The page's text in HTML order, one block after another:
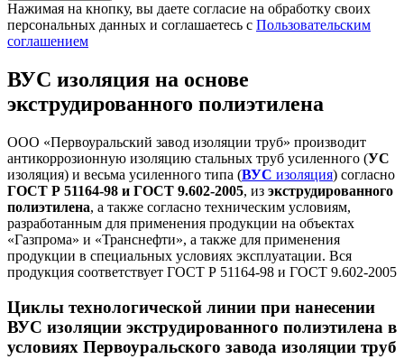
Нажимая на кнопку, вы даете согласие на обработку своих
персональных данных и соглашаетесь с Пользовательским
соглашением
ВУС изоляция на основе
экструдированного полиэтилена
ООО «Первоуральский завод изоляции труб» производит
антикоррозионную изоляцию стальных труб усиленного (УС
изоляция) и весьма усиленного типа (ВУС изоляция) согласно
ГОСТ Р 51164-98 и ГОСТ 9.602-2005, из экструдированного
полиэтилена, а также согласно техническим условиям,
разработанным для применения продукции на объектах
«Газпрома» и «Транснефти», а также для применения
продукции в специальных условиях эксплуатации. Вся
продукция соответствует ГОСТ Р 51164-98 и ГОСТ 9.602-2005
Циклы технологической линии при нанесении
ВУС изоляции экструдированного полиэтилена в
условиях Первоуральского завода изоляции труб